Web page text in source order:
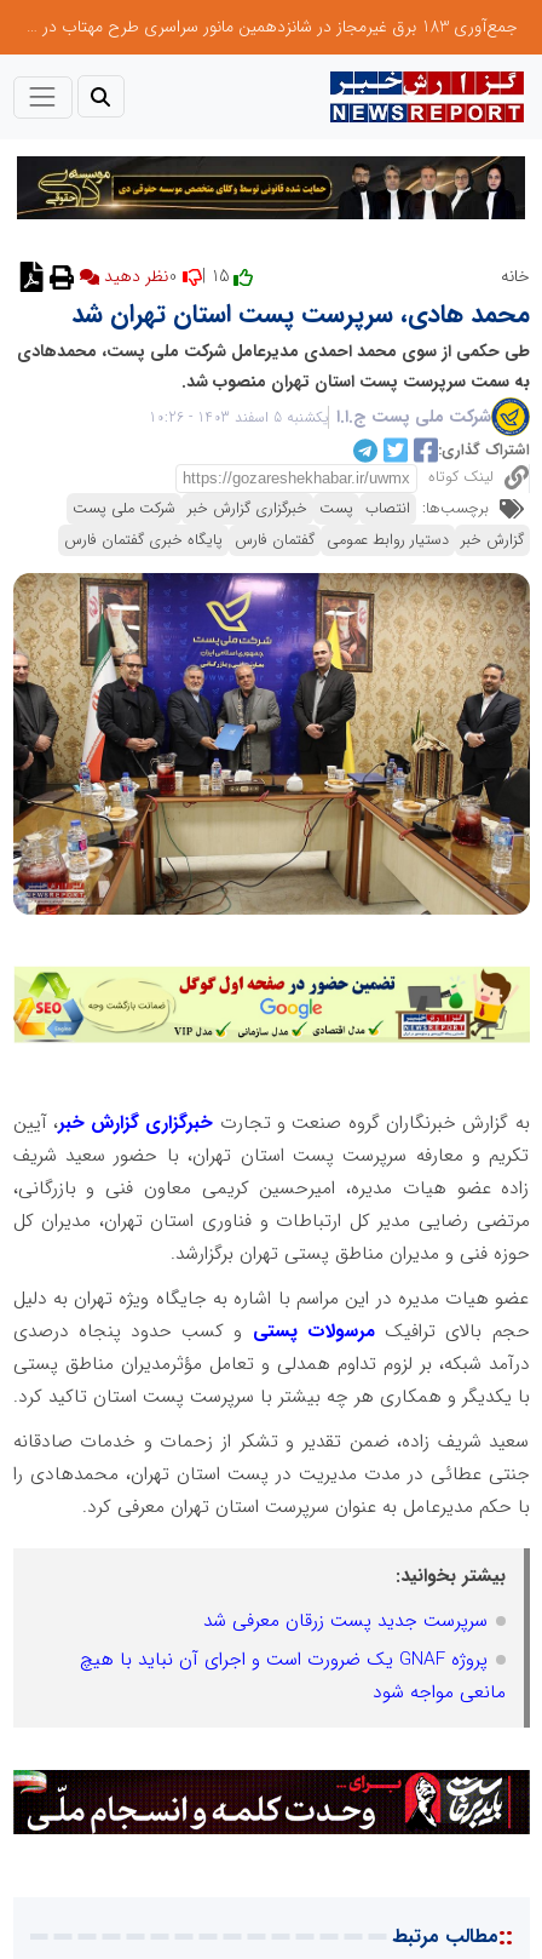
جمع‌آوری 183 برق غیرمجاز در شانزدهمین مانور سراسری طرح مهتاب در استان تهران
خانه 15 |
محمد هادی، سرپرست پست استان تهران شد
طی حکمی از سوی محمد احمدی مدیرعامل شرکت ملی پست، محمدهادی
به سمت سرپرست پست استان تهران منصوب شد.
شرکت ملی پست ج.ا.ا یکشنبه 5 اسفند 1403 - 10:26
اشتراک گذاری:
لینک کوتاه
برچسب‌ها: انتصاب پست خبرگزاری گزارش خبر شرکت ملی پست
گزارش خبر دستیار روابط عمومی گفتمان فارس پایگاه خبری گفتمان فارس
به گزارش خبرنگاران گروه صنعت و تجارت خبرگزاری گزارش خبر، آیین
تکریم و معارفه سرپرست پست استان تهران، با حضور سعید شریف
زاده عضو هیات مدیره، امیرحسین کریمی معاون فنی و بازرگانی،
مرتضی رضایی مدیر کل ارتباطات و فناوری استان تهران، مدیران کل
حوزه فنی و مدیران مناطق پستی تهران برگزارشد.
عضو هیات مدیره در این مراسم با اشاره به جایگاه ویژه تهران به دلیل
حجم بالای ترافیکمرسولات پستی و کسب حدود پنجاه درصدی
درآمد شبکه، بر لزوم تداوم همدلی و تعامل مؤثرمدیران مناطق پستی
با یکدیگر و همکاری هر چه بیشتر با سرپرست پست استان تاکید کرد.
سعید شریف زاده، ضمن تقدیر و تشکر از زحمات و خدمات صادقانه
جنتی عطائی در مدت مدیریت در پست استان تهران، محمدهادی را
با حکم مدیرعامل به عنوان سرپرست استان تهران معرفی کرد.
بیشتر بخوانید:
سرپرست جدید پست زرقان معرفی شد
پروژه GNAF یک ضرورت است و اجرای آن نباید با هیچ
مانعی مواجه شود
::مطالب مرتبط